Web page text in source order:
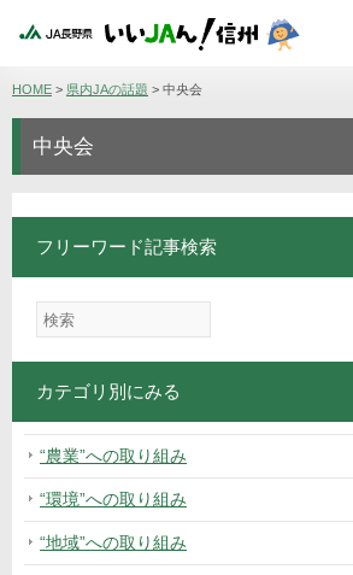
HOME > 県内JAの話題 > 中央会
中央会
フリーワード記事検索
カテゴリ別にみる
“農業”への取り組み
“環境”への取り組み
“地域”への取り組み